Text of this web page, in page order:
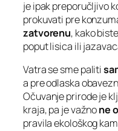
je ipak preporučljivo
prokuvati pre
zatvorenu, kako
poput lisica ili
Vatra se sme paliti
a pre odlaska
Očuvanje prirode je
kraja, pa je važnone
pravila ekološkog